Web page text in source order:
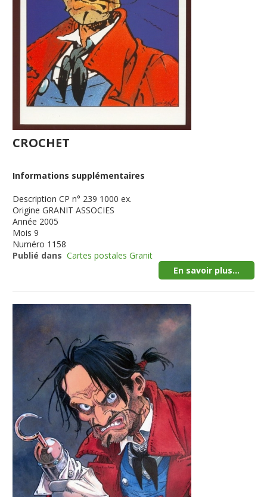
CROCHET
Informations supplémentaires
Description CP n° 239 1000 ex.
Origine GRANIT ASSOCIES
Année 2005
Mois 9
Numéro 1158
Publié dans Cartes postales Granit
En savoir plus...